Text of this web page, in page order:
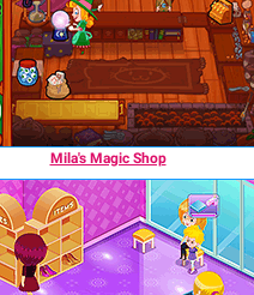
Mila's Magic Shop